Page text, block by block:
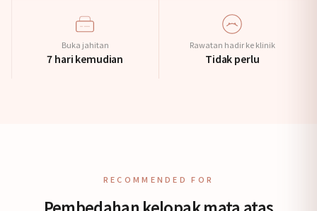
Buka jahitan
7 hari kemudian
Rawatan hadir ke klinik
Tidak perlu
RECOMMENDED FOR